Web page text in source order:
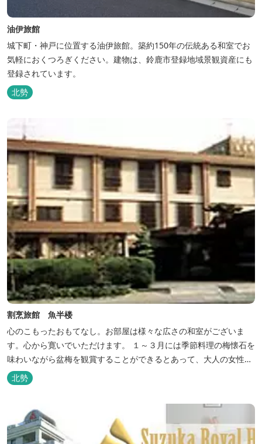
油伊旅館
城下町・神戸に位置する油伊旅館。築約150年の伝統ある和室でお
気軽におくつろぎください。建物は、鈴鹿市登録地域景観資産にも
登録されています。
北勢
割烹旅館 魚半楼
心のこもったおもてなし。お部屋は様々な広さの和室がございま
す。心から寛いでいただけます。 １～３月には季節料理の梅懐石を
味わいながら盆梅を観賞することができるとあって、大人の女性に
も人気です。
北勢